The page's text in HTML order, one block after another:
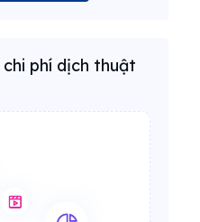
phí dịch thuật